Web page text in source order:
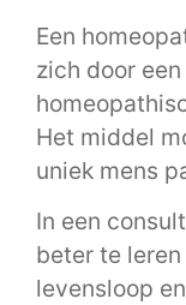
Een
zich door
Het middel
uniek mens
In een
beter te
levensloop